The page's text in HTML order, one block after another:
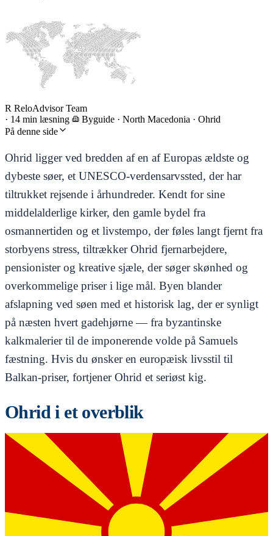
R ReloAdvisor Team
· 14 min læsning Byguide · North Macedonia · Ohrid
På denne side
Ohrid ligger ved bredden af en af Europas ældste og
dybeste søer, et UNESCO-verdensarvssted, der har
tiltrukket rejsende i århundreder. Kendt for sine
middelalderlige kirker, den gamle bydel fra
osmannertiden og et livstempo, der føles langt fjernt fra
storbyens stress, tiltrækker Ohrid fjernarbejdere,
pensionister og kreative sjæle, der søger skønhed og
overkommelige priser i lige mål. Byen blander
afslapning ved søen med et historisk lag, der er synligt
på næsten hvert gadehjørne — fra byzantinske
kalkmalerier til de imponerende volde på Samuels
fæstning. Hvis du ønsker en europæisk livsstil til
Balkan-priser, fortjener Ohrid et seriøst kig.
Ohrid i et overblik